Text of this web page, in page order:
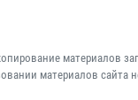
материалов
материалов сайта